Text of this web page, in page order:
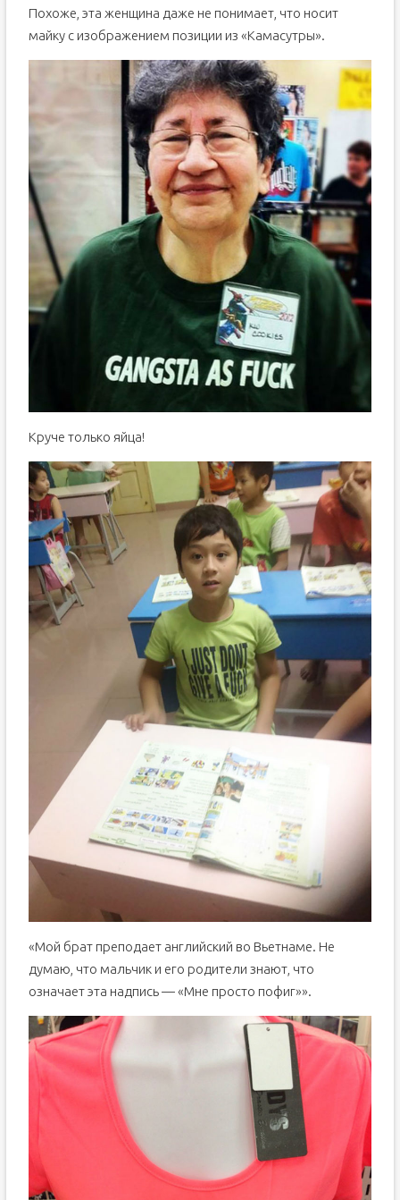
Похоже, эта женщина даже не понимает, что носит
майку с изображением позиции из «Камасутры».
Круче только яйца!
«Мой брат преподает английский во Вьетнаме. Не
думаю, что мальчик и его родители знают, что
означает эта надпись — «Мне просто пофиг»».